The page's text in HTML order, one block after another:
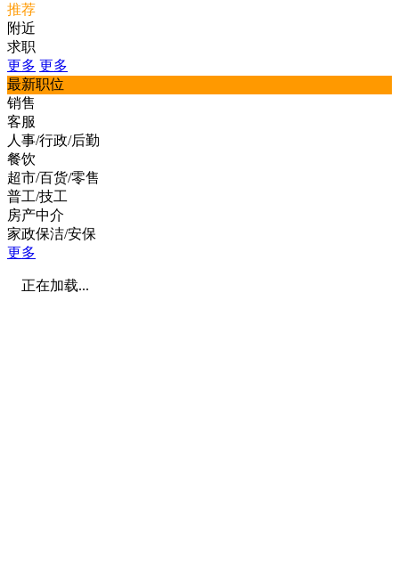
推荐
附近
求职
更多 更多
最新职位
销售
客服
人事/行政/后勤
餐饮
超市/百货/零售
普工/技工
房产中介
家政保洁/安保
更多
正在加载...